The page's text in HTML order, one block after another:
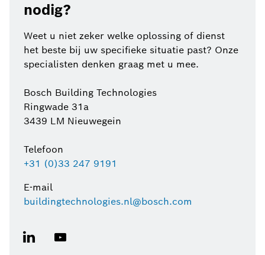
nodig?
Weet u niet zeker welke oplossing of dienst
het beste bij uw specifieke situatie past? Onze
specialisten denken graag met u mee.
Bosch Building Technologies
Ringwade 31a
3439 LM Nieuwegein
Telefoon
+31 (0)33 247 9191
E-mail
buildingtechnologies.nl@bosch.com